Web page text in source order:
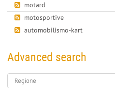
motard
motosportive
automobilismo-kart
Advanced search
Regione